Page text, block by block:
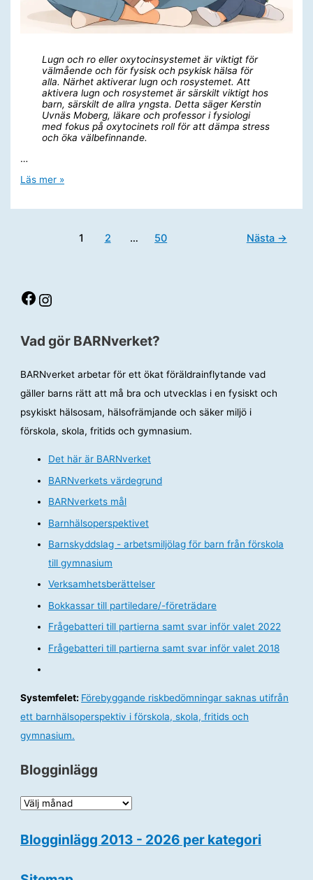
Lugn och ro eller oxytocinsystemet är viktigt för
välmående och för fysisk och psykisk hälsa för
alla. Närhet aktiverar lugn och rosystemet. Att
aktivera lugn och rosystemet är särskilt viktigt hos
barn, särskilt de allra yngsta. Detta säger Kerstin
Uvnäs Moberg, läkare och professor i fysiologi
med fokus på oxytocinets roll för att dämpa stress
och öka välbefinnande.
…
Fysiologiprofessor:
lugn
Läs mer »
1 2 … 50 Nästa →
Facebook Instagram
Vad gör BARNverket?
BARNverket arbetar för ett ökat föräldrainflytande vad
gäller barns rätt att må bra och utvecklas i en fysiskt och
psykiskt hälsosam, hälsofrämjande och säker miljö i
förskola, skola, fritids och gymnasium.
Det här är BARNverket
BARNverkets värdegrund
BARNverkets mål
Barnhälsoperspektivet
Barnskyddslag - arbetsmiljölag för barn från förskola
till gymnasium
Verksamhetsberättelser
Bokkassar till partiledare/-företrädare
Frågebatteri till partierna samt svar inför valet 2022
Frågebatteri till partierna samt svar inför valet 2018
Systemfelet: Förebyggande riskbedömningar saknas utifrån
ett barnhälsoperspektiv i förskola, skola, fritids och
gymnasium.
Blogginlägg
B
o
g
Blogginlägg 2013 - 2026 per kategori